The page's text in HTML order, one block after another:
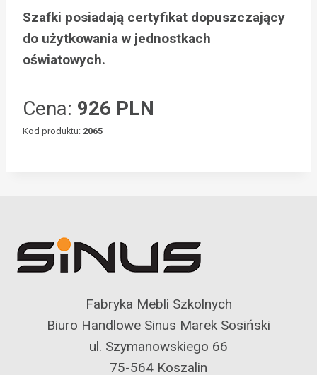
Szafki posiadają certyfikat dopuszczający
do użytkowania w jednostkach
oświatowych.
Cena: 926 PLN
Kod produktu: 2065
Fabryka Mebli Szkolnych
Biuro Handlowe Sinus Marek Sosiński
ul. Szymanowskiego 66
75-564 Koszalin